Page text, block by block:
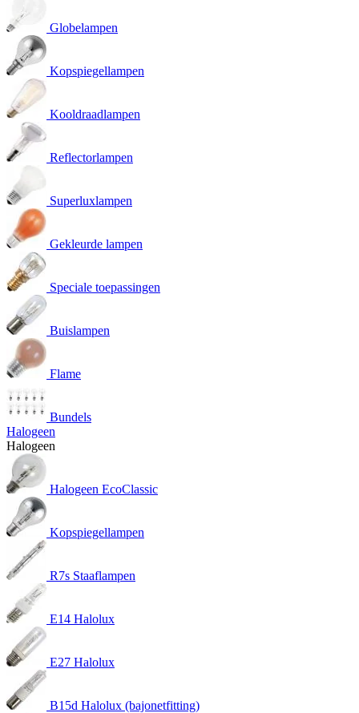
Globelampen
Kopspiegellampen
Kooldraadlampen
Reflectorlampen
Superluxlampen
Gekleurde lampen
Speciale toepassingen
Buislampen
Flame
Bundels
Halogeen
Halogeen
Halogeen EcoClassic
Kopspiegellampen
R7s Staaflampen
E14 Halolux
E27 Halolux
B15d Halolux (bajonetfitting)